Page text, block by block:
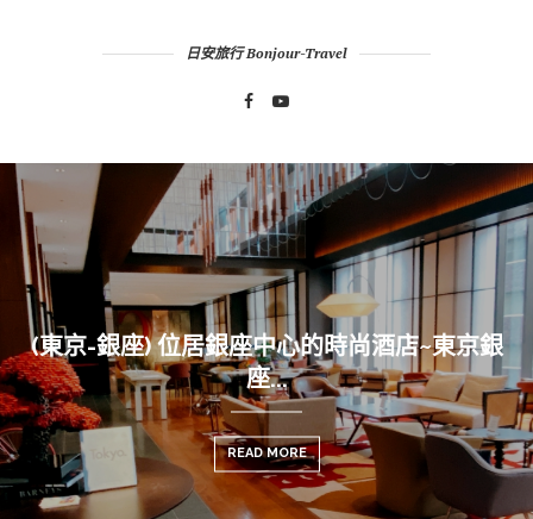
日安旅行 Bonjour-Travel
皇家花園
-銀座) 位居銀座中心的時尚酒店~東京銀
座...
READ MORE
(東